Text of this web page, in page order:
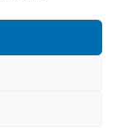
| Site created by